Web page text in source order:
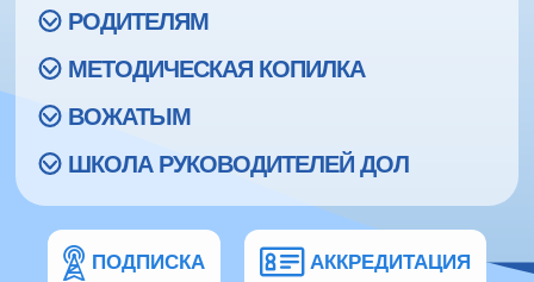
РОДИТЕЛЯМ
МЕТОДИЧЕСКАЯ КОПИЛКА
ВОЖАТЫМ
ШКОЛА РУКОВОДИТЕЛЕЙ ДОЛ
ПОДПИСКА АККРЕДИТАЦИЯ